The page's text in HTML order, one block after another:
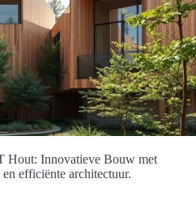
Hout: Innovatieve Bouw met
efficiënte architectuur.